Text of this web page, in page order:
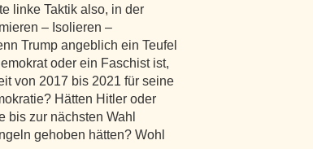
linke Taktik also, in der
– Isolieren –
Trump angeblich ein Teufel
oder ein Faschist ist,
von 2017 bis 2021 für seine
Hätten Hitler oder
bis zur nächsten Wahl
gehoben hätten? Wohl